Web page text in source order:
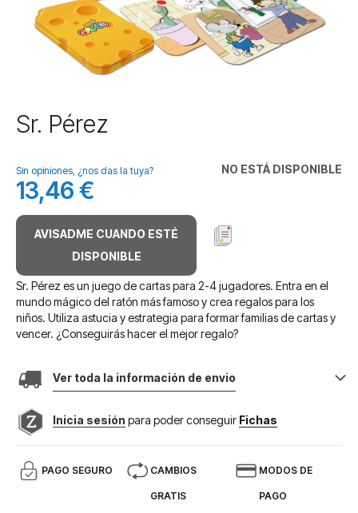
Saltar
al
de
la
galería
de
imágenes
Sr. Pérez
NO ESTÁ DISPONIBLE
Sin opiniones, ¿nos das la tuya?
13,46 €
AVISADME CUANDO ESTÉ
DISPONIBLE
Sr. Pérez es un juego de cartas para 2-4 jugadores. Entra en el
mundo mágico del ratón más famoso y crea regalos para los
niños. Utiliza astucia y estrategia para formar familias de cartas y
vencer. ¿Conseguirás hacer el mejor regalo?
Ver toda la información de envio
Inicia sesión para poder conseguir Fichas
PAGO SEGURO CAMBIOS
GRATIS
MODOS DE
PAGO